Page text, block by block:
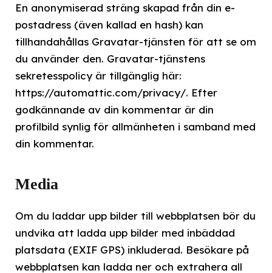
En anonymiserad sträng skapad från din e-
postadress (även kallad en hash) kan
tillhandahållas Gravatar-tjänsten för att se om
du använder den. Gravatar-tjänstens
sekretesspolicy är tillgänglig här:
https://automattic.com/privacy/. Efter
godkännande av din kommentar är din
profilbild synlig för allmänheten i samband med
din kommentar.
Media
Om du laddar upp bilder till webbplatsen bör du
undvika att ladda upp bilder med inbäddad
platsdata (EXIF GPS) inkluderad. Besökare på
webbplatsen kan ladda ner och extrahera all